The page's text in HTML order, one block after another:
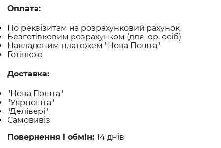
Оплата:
По реквізитам на розрахунковий рахунок
Безготівковим розрахунком (для юр. осіб)
Накладеним платежем "Нова Пошта"
Готівкою
Доставка:
"Нова Пошта"
"Укрпошта"
"Делівері"
Самовивіз
Повернення і обмін: 14 днів